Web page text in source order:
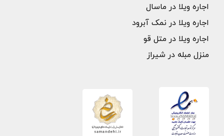
اجاره ویلا در ماسال
اجاره ویلا در نمک آبرود
اجاره ویلا در متل قو
منزل مبله در شیراز